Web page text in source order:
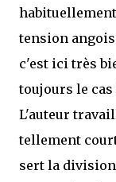
tension
c'est ici très
toujours le
L'auteur
tellement
sert la